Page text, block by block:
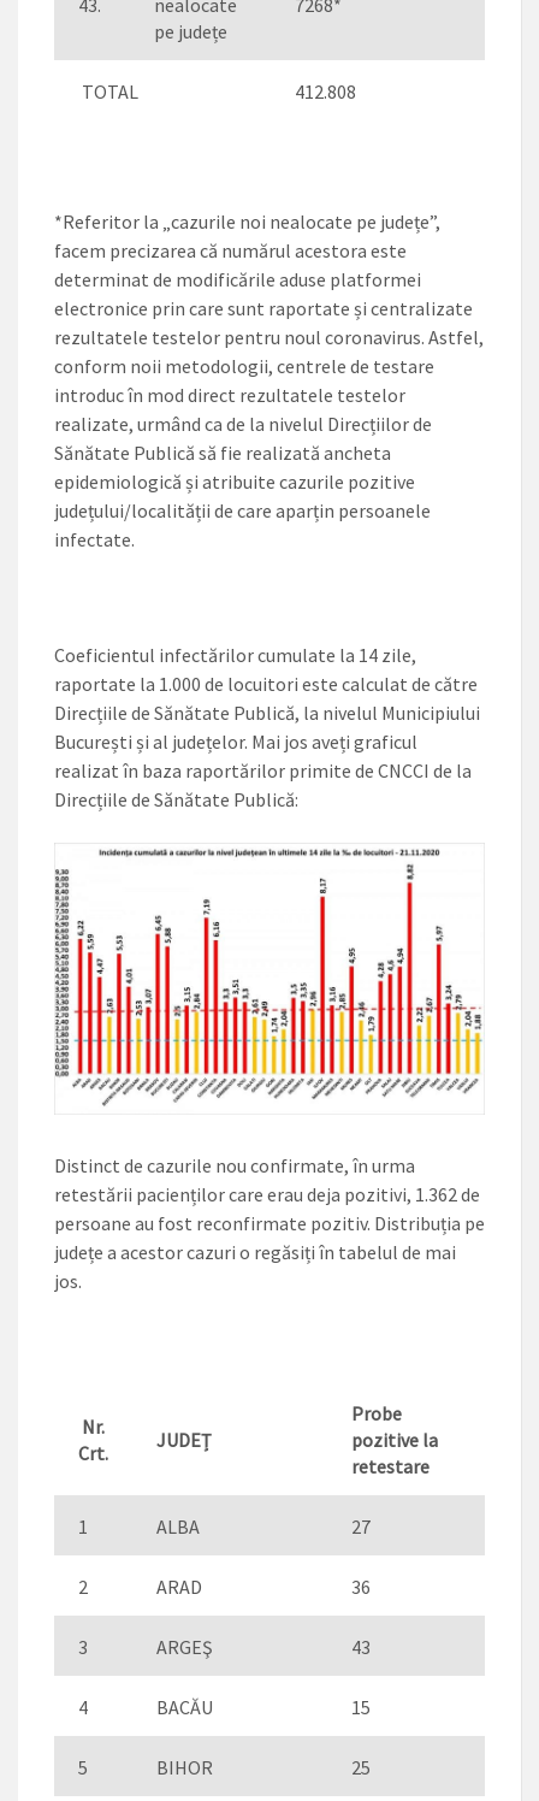
43.
nealocate
pe județe
7268*
TOTAL 412.808
*Referitor la „cazurile noi nealocate pe județe”,
facem precizarea că numărul acestora este
determinat de modificările aduse platformei
electronice prin care sunt raportate și centralizate
rezultatele testelor pentru noul coronavirus. Astfel,
conform noii metodologii, centrele de testare
introduc în mod direct rezultatele testelor
realizate, urmând ca de la nivelul Direcțiilor de
Sănătate Publică să fie realizată ancheta
epidemiologică și atribuite cazurile pozitive
județului/localității de care aparțin persoanele
infectate.
Coeficientul infectărilor cumulate la 14 zile,
raportate la 1.000 de locuitori este calculat de către
Direcțiile de Sănătate Publică, la nivelul Municipiului
București și al județelor. Mai jos aveți graficul
realizat în baza raportărilor primite de CNCCI de la
Direcțiile de Sănătate Publică:
Distinct de cazurile nou confirmate, în urma
retestării pacienților care erau deja pozitivi, 1.362 de
persoane au fost reconfirmate pozitiv. Distribuția pe
județe a acestor cazuri o regăsiți în tabelul de mai
jos.
Nr.
Crt.
JUDEȚ
Probe
pozitive la
retestare
1 ALBA 27
2 ARAD 36
3 ARGEŞ 43
4 BACĂU 15
5 BIHOR 25